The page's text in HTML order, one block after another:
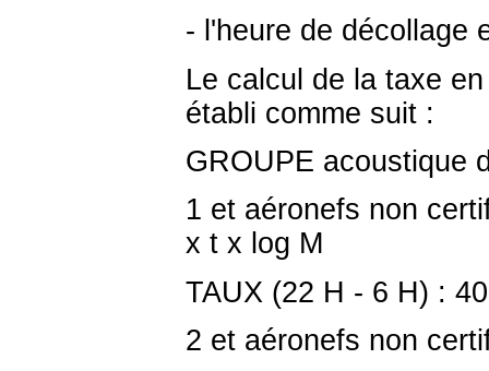
- l'heure de décollage
Le calcul de la taxe
établi comme suit :
GROUPE acoustique
1 et aéronefs non
x t x log M
TAUX (22 H - 6 H) :
2 et aéronefs non